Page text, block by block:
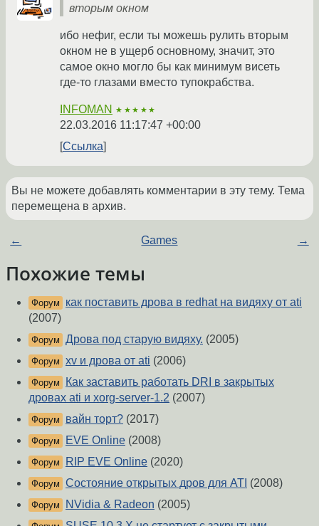
вторым окном
ибо нефиг, если ты можешь рулить вторым
окном не в ущерб основному, значит, это
самое окно могло бы как минимум висеть
где-то глазами вместо тупокрабства.
INFOMAN ★★★★★
22.03.2016 11:17:47 +00:00
Ссылка
Вы не можете добавлять комментарии в эту тему. Тема
перемещена в архив.
← Games →
Похожие темы
Форум
как поставить дрова в redhat на видяху от ati
(2007)
Форум Дрова под старую видяху. (2005)
Форум xv и дрова от ati (2006)
Форум
Как заставить работать DRI в закрытых
дровах ati и xorg-server-1.2 (2007)
Форум вайн торт? (2017)
Форум EVE Online (2008)
Форум RIP EVE Online (2020)
Форум Состояние открытых дров для ATI (2008)
Форум NVidia & Radeon (2005)